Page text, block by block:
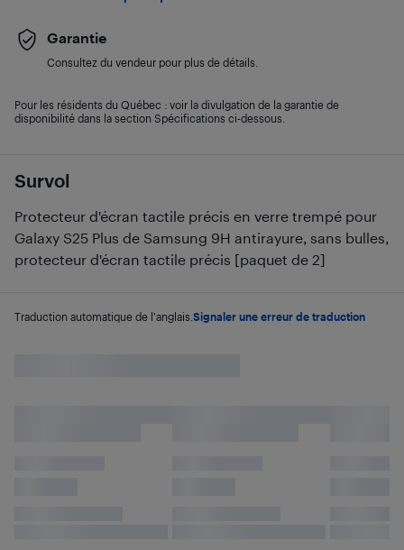
Survol
Protecteur d'écran tactile précis en verre trempé pour
Galaxy S25 Plus de Samsung 9H antirayure, sans bulles,
protecteur d'écran tactile précis [paquet de 2]
Traduction automatique de l'anglais. Signaler une erreur de traduction
Garantie
Consultez du vendeur pour plus de détails.
Pour les résidents du Québec : voir la divulgation de la garantie de
disponibilité dans la section Spécifications ci-dessous.